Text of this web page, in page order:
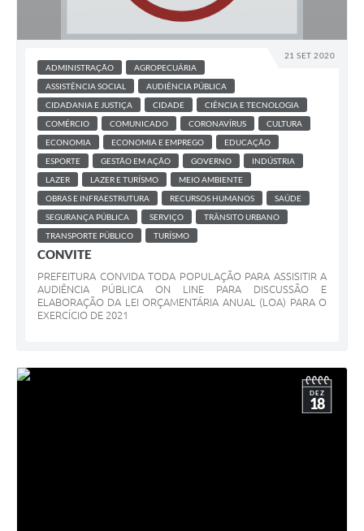
21 SET 2020
ADMINISTRAÇÃO
AGROPECUÁRIA
ASSISTÊNCIA SOCIAL
AUDIÊNCIA PÚBLICA
CIDADANIA E JUSTIÇA
CIDADE
CIÊNCIA E TECNOLOGIA
COMÉRCIO
COMUNICADO CORONAVÍRUS
CULTURA
ECONOMIA
ECONOMIA E EMPREGO
EDUCAÇÃO
ESPORTE
GESTÃO EM AÇÃO GOVERNO
INDÚSTRIA
LAZER
LAZER E TURÍSMO
MEIO AMBIENTE
OBRAS E INFRAESTRUTURA
RECURSOS HUMANOS
SAÚDE
SEGURANÇA PÚBLICA
SERVIÇO
TRÂNSITO URBANO
TRANSPORTE PÚBLICO
TURÍSMO
CONVITE
PREFEITURA CONVIDA TODA POPULAÇÃO PARA ASSISITIR A
AUDIÊNCIA PÚBLICA ON LINE PARA DISCUSSÃO E
ELABORAÇÃO DA LEI ORÇAMENTÁRIA ANUAL (LOA) PARA O
EXERCÍCIO DE 2021
DEZ
18